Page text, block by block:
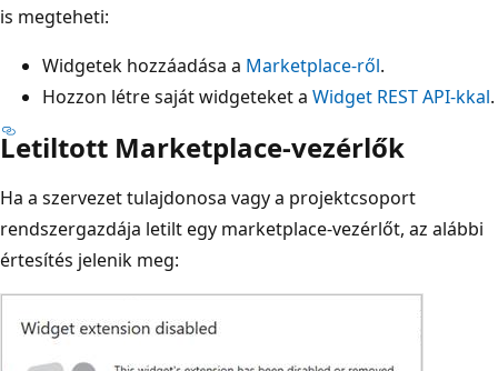
is megteheti:
Widgetek hozzáadása a Marketplace-ről.
Hozzon létre saját widgeteket a Widget REST API-kkal.
Letiltott Marketplace-vezérlők
Ha a szervezet tulajdonosa vagy a projektcsoport
rendszergazdája letilt egy marketplace-vezérlőt, az alábbi
értesítés jelenik meg: